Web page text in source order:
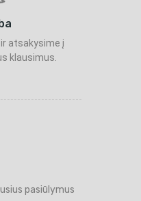
atsakysime į
klausimus.
pasiūlymus